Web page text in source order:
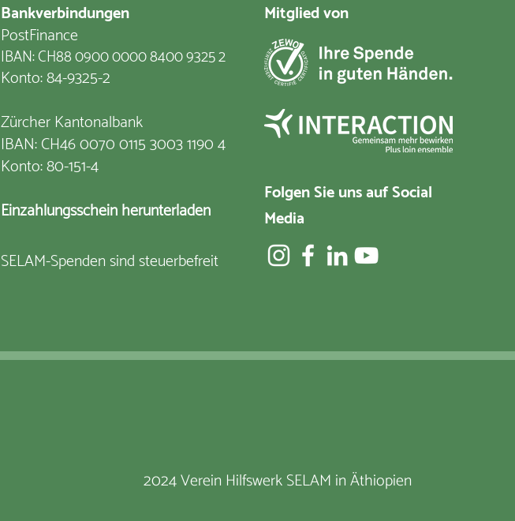
Bankverbindungen
PostFinance
IBAN: CH88 0900 0000 8400 9325 2
Konto: 84-9325-2
Zürcher Kantonalbank
IBAN: CH46 0070 0115 3003 1190 4
Konto: 80-151-4
Einzahlungsschein herunterladen
SELAM-Spenden sind steuerbefreit
Mitglied von
Folgen Sie uns auf Social
Media
2024 Verein Hilfswerk SELAM in Äthiopien